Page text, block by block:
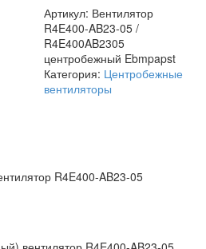
Артикул: Вентилятор
R4E400-AB23-05 /
R4E400AB2305
центробежный Ebmpapst
Категория: Центробежные
вентиляторы
R4E400-AB23-05